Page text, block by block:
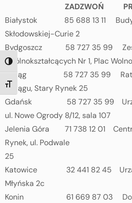
TOGGLE HIGH CONTRAST
TOGGLE FONT SIZE
ZADZWOŃ
Białystok 85 688 13 11
Skłodowskiej-Curie 2
Bydgoszcz 58 727 35 99
Ogólnokształcących Nr 1,
Elbląg 58 727 35 99
Elblągu, Stary Rynek 25
Gdańsk 58 727 35 99 Urząd
ul. Nowe Ogrody 8/12, sala 107
Jelenia Góra 71 738 12 01
Rynek, ul. Podwale
Katowice 32 441 82 45 Urząd
Młyńska 2c
Konin 61 669 87 03 Dom